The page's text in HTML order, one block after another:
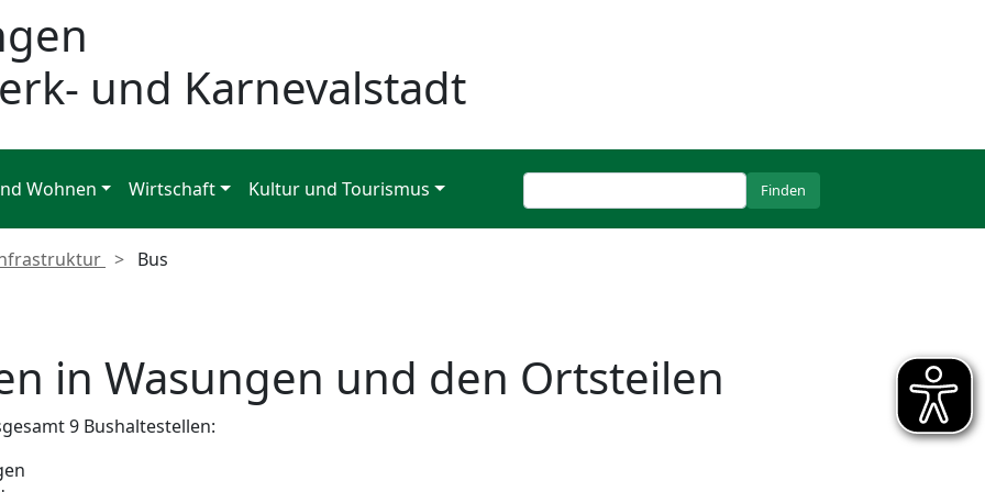
und Karnevalstadt
Wohnen Wirtschaft Kultur und Tourismus
Bus
in Wasungen und den Ortsteilen
9 Bushaltestellen: